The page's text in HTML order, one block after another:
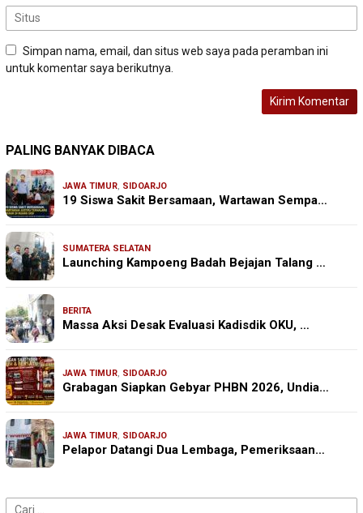
Simpan nama, email, dan situs web saya pada peramban ini
untuk komentar saya berikutnya.
PALING BANYAK DIBACA
JAWA TIMUR, SIDOARJO
19 Siswa Sakit Bersamaan, Wartawan Sempa…
SUMATERA SELATAN
Launching Kampoeng Badah Bejajan Talang …
BERITA
Massa Aksi Desak Evaluasi Kadisdik OKU, …
JAWA TIMUR, SIDOARJO
Grabagan Siapkan Gebyar PHBN 2026, Undia…
JAWA TIMUR, SIDOARJO
Pelapor Datangi Dua Lembaga, Pemeriksaan…
Cari